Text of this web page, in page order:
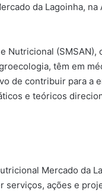
da Lagoinha,
Nutricional
têm em
de contribuir para a
e teóricos
Mercado da
ações e